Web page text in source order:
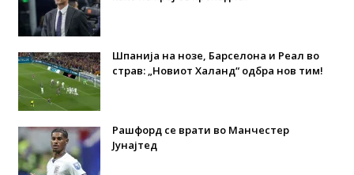
Шпанија на нозе, Барселона и Реал во
страв: „Новиот Халанд“ одбра нов тим!
Рашфорд се врати во Манчестер
Јунајтед